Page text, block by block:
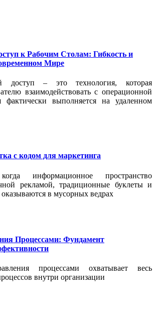
к Рабочим Столам: Гибкость и
Мире
доступ – это технология, которая
взаимодействовать с операционной
фактически выполняется на удаленном
c кодом для маркетинга
информационное пространство
рекламой, традиционные буклеты и
в мусорных ведрах
Процессами: Фундамент
процессами охватывает весь
внутри организации